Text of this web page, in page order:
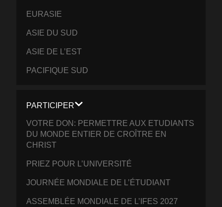
EURASIE
ASIE DU SUD
ASIE DE L’EST
PACIFIQUE SUD
PARTICIPER
VOTRE DON: PERMETTRE AUX ETUDIANTS
DU MONDE ENTIER DE CROÎTRE EN
CHRIST
PRIEZ POUR L’UNIVERSITÉ
JOURNÉE MONDIALE DE L’ÉTUDIANT
ASSEMBLÉE MONDIALE DE L’IFES 2027